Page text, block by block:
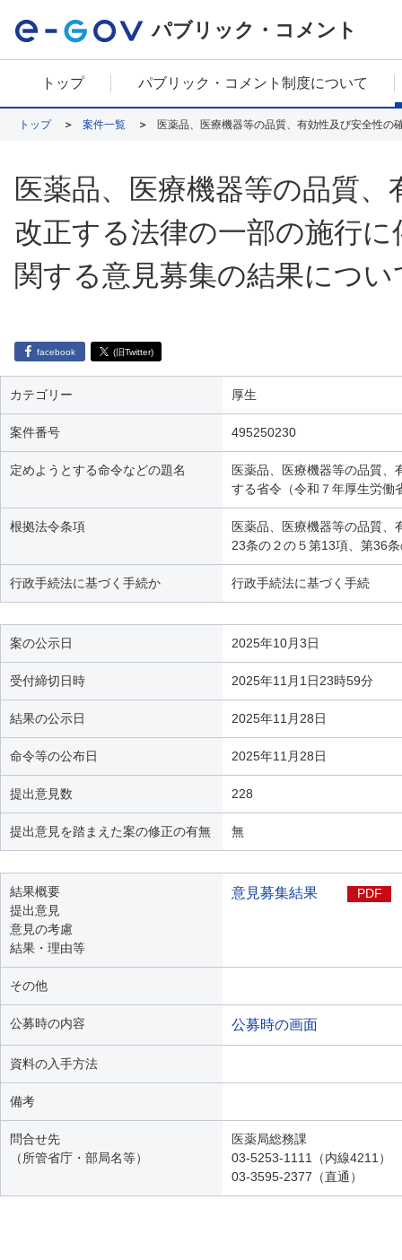
パブリック・コメント
トップ パブリック・コメント制度について
トップ 案件一覧
医薬品、医療機器等の品質
改正する法律の一部の施行
関する意見募集の結果につい
facebook (旧Twitter)
カテゴリー 厚生
案件番号 495250230
定めようとする命令などの題名
医薬品、医療機器等の品質
する省令（令和７年厚生労働
根拠法令条項
医薬品、医療機器等の品質
23条の２の５第13項、第36
行政手続法に基づく手続か 行政手続法に基づく手続
案の公示日 2025年10月3日
受付締切日時 2025年11月1日23時59分
結果の公示日 2025年11月28日
命令等の公布日 2025年11月28日
提出意見数 228
提出意見を踏まえた案の修正の有無 無
結果概要
提出意見
意見の考慮
結果・理由等
意見募集結果 PDF
その他
公募時の内容 公募時の画面
資料の入手方法
備考
問合せ先
（所管省庁・部局名等）
医薬局総務課
03-5253-1111（内線4211）
03-3595-2377（直通）